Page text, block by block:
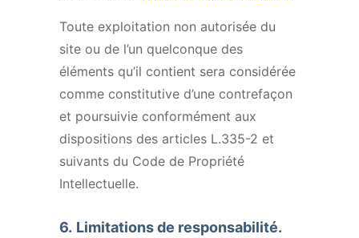
Toute exploitation non autorisée du
site ou de l’un quelconque des
éléments qu’il contient sera considérée
comme constitutive d’une contrefaçon
et poursuivie conformément aux
dispositions des articles L.335-2 et
suivants du Code de Propriété
Intellectuelle.
6. Limitations de responsabilité.